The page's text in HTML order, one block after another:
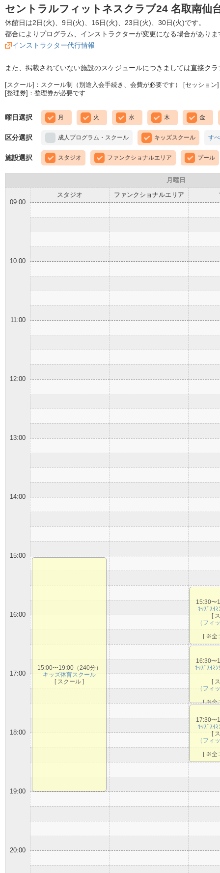
セントラルフィットネスクラブ24 名取南仙
休館日は2日(火)、9日(火)、16日(火)、23日(火)、30日(火)です。
都合によりプログラム、インストラクターが変更になる場合がありま
インストラクター代行情報
また、掲載されていない施設のスケジュールにつきましては直接ク
[スクール]：スクール制（別途入会手続き、会費が必要です） [セッショ
[整理券]：整理券が必要です
曜日選択 月 火 水 木 金
区分選択 成人プログラム・スクール キッズスクール す
施設選択 スタジオ ファンクショナルエリア プール
月曜日
スタジオ ファンクショナルエリア
09:00
10:00
11:00
12:00
13:00
14:00
15:00
16:00
17:00
18:00
19:00
20:00
15:00〜19:00（240分）
キッズ体育スクール
[ スクール ]
15:30〜
ｷｯｽﾞｽｲ
[
（フィ
[ ※全
16:30〜
ｷｯｽﾞｽｲﾐ
[
（フィ
[ ※全
17:30〜
ｷｯｽﾞｽｲ
[
（フィ
[ ※全